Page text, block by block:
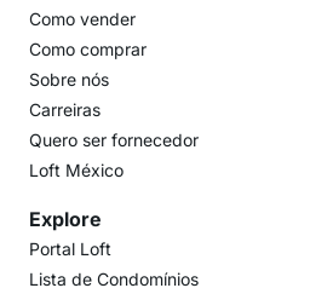
Como vender
Como comprar
Sobre nós
Carreiras
Quero ser fornecedor
Loft México
Explore
Portal Loft
Lista de Condomínios